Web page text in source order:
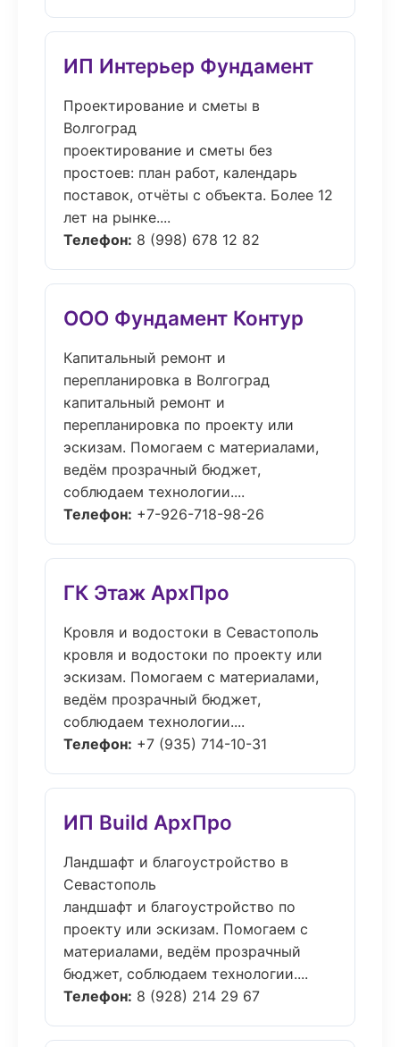
ИП Интерьер Фундамент
Проектирование и сметы в
Волгоград
проектирование и сметы без
простоев: план работ, календарь
поставок, отчёты с объекта. Более 12
лет на рынке....
Телефон: 8 (998) 678 12 82
ООО Фундамент Контур
Капитальный ремонт и
перепланировка в Волгоград
капитальный ремонт и
перепланировка по проекту или
эскизам. Помогаем с материалами,
ведём прозрачный бюджет,
соблюдаем технологии....
Телефон: +7-926-718-98-26
ГК Этаж АрхПро
Кровля и водостоки в Севастополь
кровля и водостоки по проекту или
эскизам. Помогаем с материалами,
ведём прозрачный бюджет,
соблюдаем технологии....
Телефон: +7 (935) 714-10-31
ИП Build АрхПро
Ландшафт и благоустройство в
Севастополь
ландшафт и благоустройство по
проекту или эскизам. Помогаем с
материалами, ведём прозрачный
бюджет, соблюдаем технологии....
Телефон: 8 (928) 214 29 67